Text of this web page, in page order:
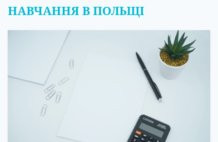
НАВЧАННЯ В ПОЛЬЩІ